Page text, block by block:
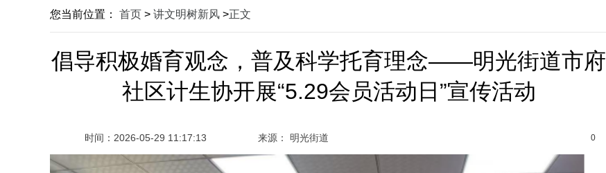
您当前位置： 首页 > 讲文明树新风 >正文
倡导积极婚育观念，普及科学托育理念——明光街道市府
社区计生协开展“5.29会员活动日”宣传活动
时间： 2026-05-29 11:17:13 来源： 明光街道 0